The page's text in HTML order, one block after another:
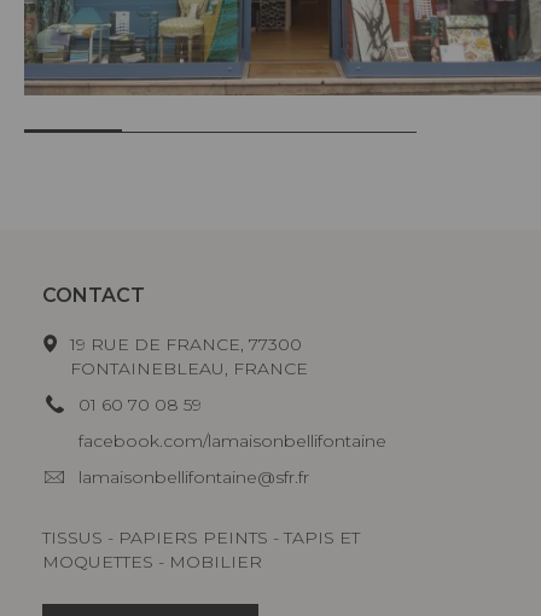
CONTACT
19 RUE DE FRANCE, 77300
FONTAINEBLEAU, FRANCE
01 60 70 08 59
facebook.com/lamaisonbellifontaine
lamaisonbellifontaine@sfr.fr
TISSUS - PAPIERS PEINTS - TAPIS ET
MOQUETTES - MOBILIER